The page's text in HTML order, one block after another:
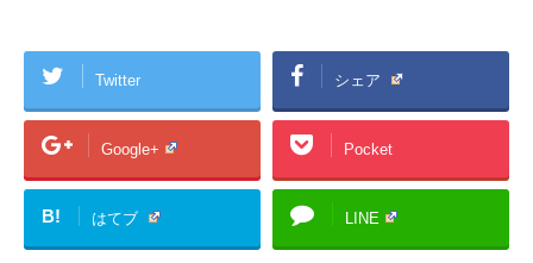
Twitter シェア
Google+ Pocket
B! はてブ LINE